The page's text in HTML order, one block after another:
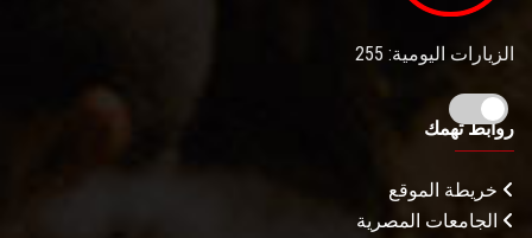
الزيارات اليومية: 255
روابط تهمك
خريطة الموقع
الجامعات المصرية